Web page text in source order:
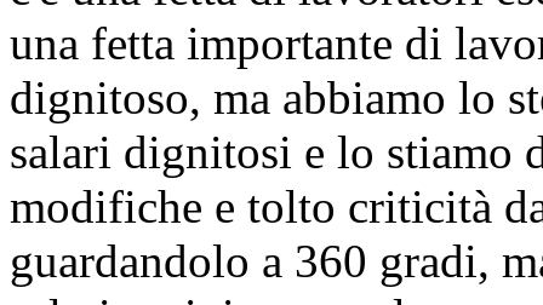
una fetta importante di
dignitoso, ma abbiamo lo
salari dignitosi e lo stiamo
modifiche e tolto criticità
guardandolo a 360 gradi,